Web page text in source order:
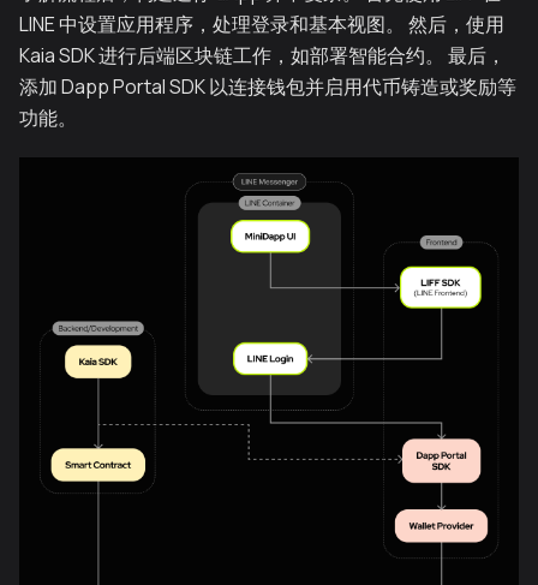
LINE 中设置应用程序，处理登录和基本视图。 然后，使用
Kaia SDK 进行后端区块链工作，如部署智能合约。 最后，
添加 Dapp Portal SDK 以连接钱包并启用代币铸造或奖励等
功能。